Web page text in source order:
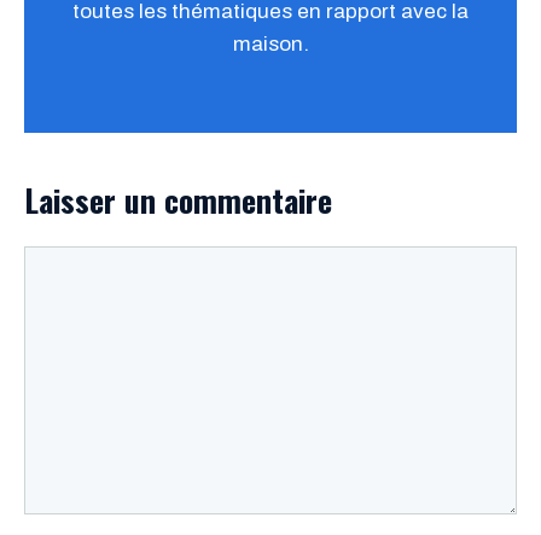
toutes les thématiques en rapport avec la
maison.
Laisser un commentaire